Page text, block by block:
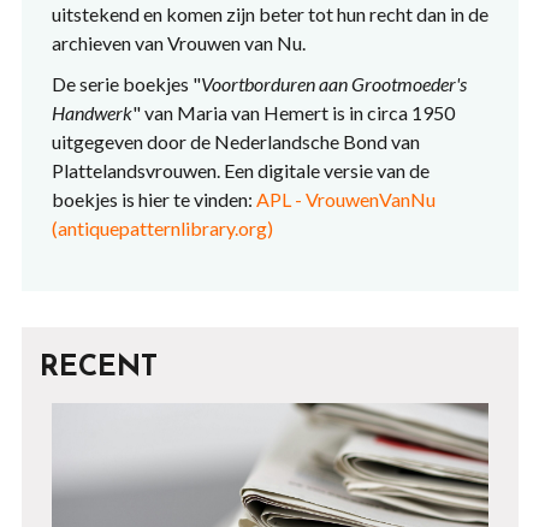
uitstekend en komen zijn beter tot hun recht dan in de
archieven van Vrouwen van Nu.
De serie boekjes "Voortborduren aan Grootmoeder's
Handwerk" van Maria van Hemert is in circa 1950
uitgegeven door de Nederlandsche Bond van
Plattelandsvrouwen. Een digitale versie van de
boekjes is hier te vinden: APL - VrouwenVanNu
(antiquepatternlibrary.org)
RECENT